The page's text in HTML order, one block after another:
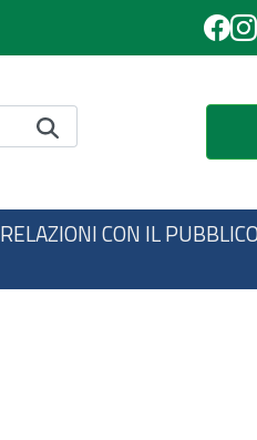
RELAZIONI CON IL